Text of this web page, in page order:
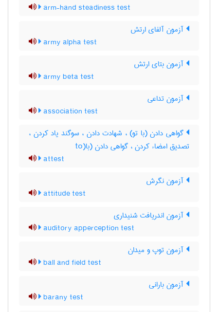
arm-hand steadiness test
آزمون آلفای ارتش
army alpha test
آزمون بتای ارتش
army beta test
آزمون تداعی
association test
گواهی دادن (با تو) ، شهادت دادن ، سوگند یاد کردن ،
تصدیق امضاء کردن ، گواهی دادن (با(to
attest
آزمون نگرش
attitude test
آزمون اندریافت شنیداری
auditory apperception test
آزمون توپ و میدان
ball and field test
آزمون بارانی
barany test